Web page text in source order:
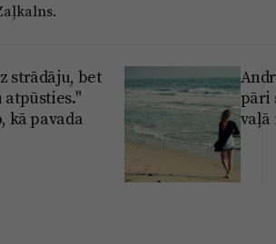
strādāju, bet
kā pavada
pāri